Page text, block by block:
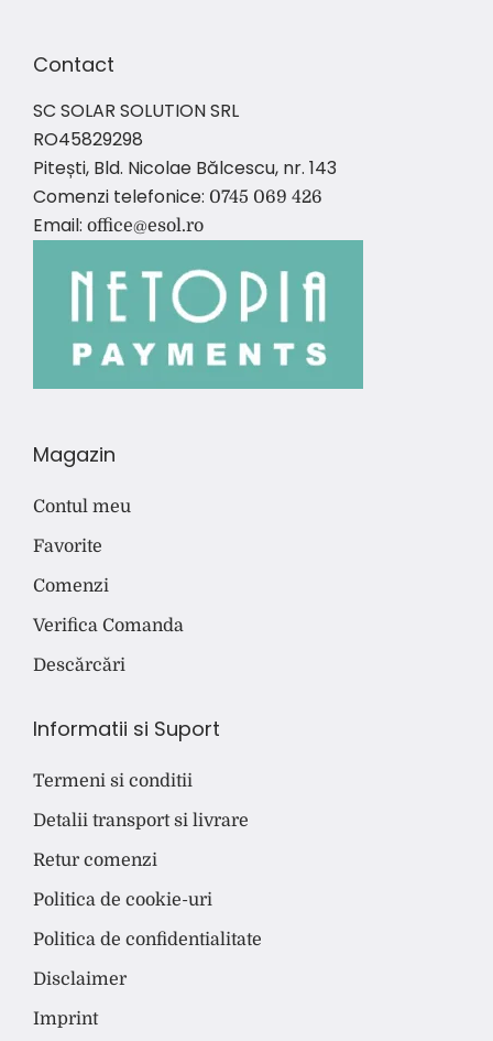
Contact
SC SOLAR SOLUTION SRL
RO45829298
Pitești, Bld. Nicolae Bălcescu, nr. 143
Comenzi telefonice: 0745 069 426
Email: office@esol.ro
Magazin
Contul meu
Favorite
Comenzi
Verifica Comanda
Descărcări
Informatii si Suport
Termeni si conditii
Detalii transport si livrare
Retur comenzi
Politica de cookie-uri
Politica de confidentialitate
Disclaimer
Imprint